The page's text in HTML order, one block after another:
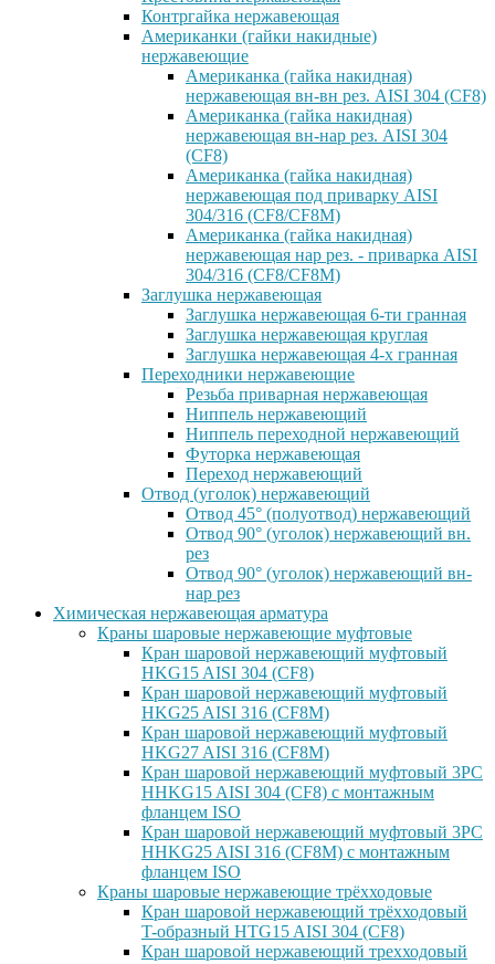
Контргайка нержавеющая
Американки (гайки накидные)
нержавеющие
Американка (гайка накидная)
нержавеющая вн-вн рез. AISI 304 (CF8)
Американка (гайка накидная)
нержавеющая вн-нар рез. AISI 304
(CF8)
Американка (гайка накидная)
нержавеющая под приварку AISI
304/316 (CF8/CF8M)
Американка (гайка накидная)
нержавеющая нар рез. - приварка AISI
304/316 (CF8/CF8M)
Заглушка нержавеющая
Заглушка нержавеющая 6-ти гранная
Заглушка нержавеющая круглая
Заглушка нержавеющая 4-х гранная
Переходники нержавеющие
Резьба приварная нержавеющая
Ниппель нержавеющий
Ниппель переходной нержавеющий
Футорка нержавеющая
Переход нержавеющий
Отвод (уголок) нержавеющий
Отвод 45° (полуотвод) нержавеющий
Отвод 90° (уголок) нержавеющий вн.
рез
Отвод 90° (уголок) нержавеющий вн-
нар рез
Химическая нержавеющая арматура
Краны шаровые нержавеющие муфтовые
Кран шаровой нержавеющий муфтовый
HKG15 AISI 304 (CF8)
Кран шаровой нержавеющий муфтовый
HKG25 AISI 316 (CF8M)
Кран шаровой нержавеющий муфтовый
HKG27 AISI 316 (CF8M)
Кран шаровой нержавеющий муфтовый 3PC
HHKG15 AISI 304 (CF8) с монтажным
фланцем ISO
Кран шаровой нержавеющий муфтовый 3PC
HHKG25 AISI 316 (CF8M) с монтажным
фланцем ISO
Краны шаровые нержавеющие трёхходовые
Кран шаровой нержавеющий трёхходовый
T-образный HTG15 AISI 304 (CF8)
Кран шаровой нержавеющий трехходовый